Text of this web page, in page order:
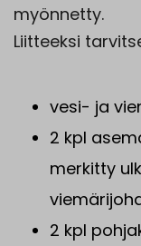
myönnetty.
Liitteeksi
vesi- ja
2 kpl
merkitty
2 kpl